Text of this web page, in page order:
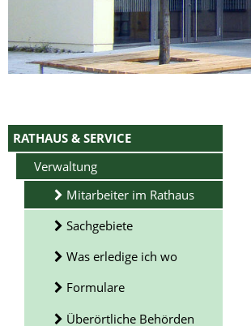
RATHAUS & SERVICE
Verwaltung
Mitarbeiter im Rathaus
Sachgebiete
Was erledige ich wo
Formulare
Überörtliche Behörden